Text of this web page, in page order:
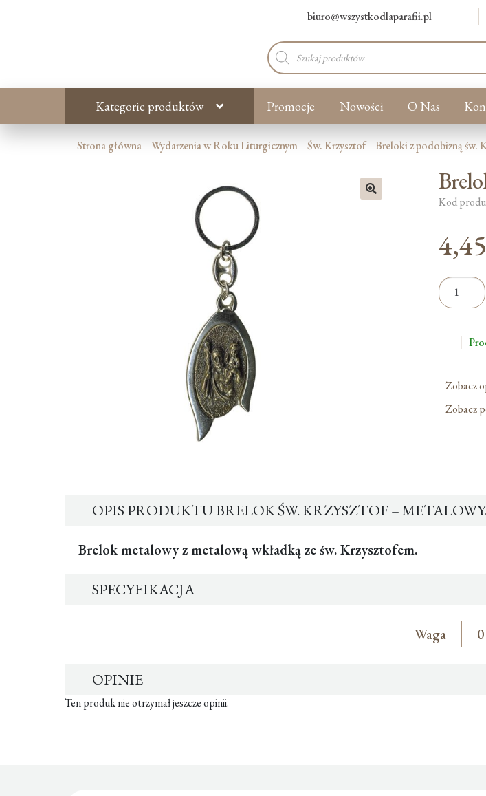
biuro@wszystkodlaparafii.pl
Wyszukiwarka
produktów
Kategorie produktów Promocje Nowości O Nas
Strona główna Wydarzenia w Roku Liturgicznym Św. Krzysztof Breloki z podobizną św.
Kod
4,45
ilość
Brelok
Krzysztof
Zobacz
Zobacz
OPIS PRODUKTU BRELOK ŚW. KRZYSZTOF –
Brelok metalowyz metalową wkładkąze św. Krzysztofem.
SPECYFIKACJA
Waga
OPINIE
Ten produk nie otrzymał jeszcze opinii.